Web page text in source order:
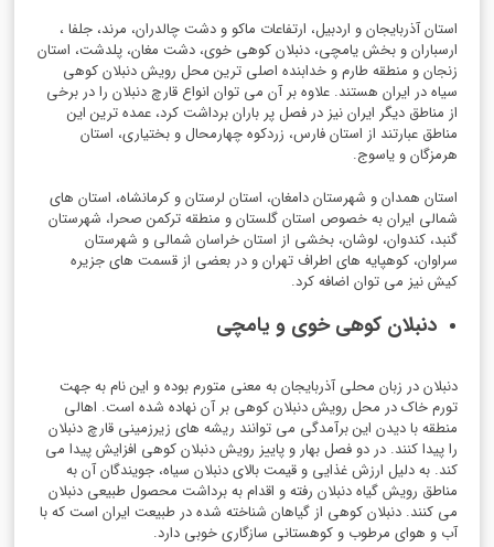
استان آذربایجان و اردبیل، ارتفاعات ماکو و دشت چالدران، مرند، جلفا ،
ارسباران و بخش یامچی، دنبلان کوهی خوی، دشت مغان، پلدشت، استان
زنجان و منطقه طارم و خدابنده اصلی ترین محل رویش دنبلان کوهی
سیاه در ایران هستند. علاوه بر آن می توان انواع قارچ دنبلان را در برخی
از مناطق دیگر ایران نیز در فصل پر باران برداشت کرد، عمده ترین این
مناطق عبارتند از استان فارس، زردکوه چهارمحال و بختیاری، استان
هرمزگان و یاسوج.
استان همدان و شهرستان دامغان، استان لرستان و کرمانشاه، استان های
شمالی ایران به خصوص استان گلستان و منطقه ترکمن صحرا، شهرستان
گنبد، کندوان، لوشان، بخشی از استان خراسان شمالی و شهرستان
سراوان، کوهپایه های اطراف تهران و در بعضی از قسمت های جزیره
کیش نیز می توان اضافه کرد.
دنبلان کوهی خوی و یامچی
دنبلان در زبان محلی آذربایجان به معنی متورم بوده و این نام به جهت
تورم خاک در محل رویش دنبلان کوهی بر آن نهاده شده است. اهالی
منطقه با دیدن این برآمدگی می توانند ریشه های زیرزمینی قارچ دنبلان
را پیدا کنند. در دو فصل بهار و پاییز رویش دنبلان کوهی افزایش پیدا می
کند. به دلیل ارزش غذایی و قیمت بالای دنبلان سیاه، جویندگان آن به
مناطق رویش گیاه دنبلان رفته و اقدام به برداشت محصول طبیعی دنبلان
می کنند. دنبلان کوهی از گیاهان شناخته شده در طبیعت ایران است که با
آب و هوای مرطوب و کوهستانی سازگاری خوبی دارد.